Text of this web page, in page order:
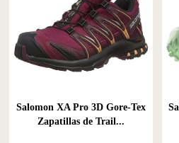
Salomon XA Pro 3D Gore-Tex
Zapatillas de Trail...